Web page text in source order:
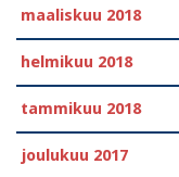
maaliskuu 2018
helmikuu 2018
tammikuu 2018
joulukuu 2017